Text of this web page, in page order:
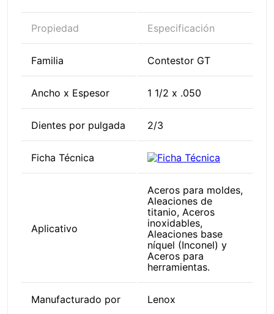
Propiedad Especificación
Familia Contestor GT
Ancho x Espesor 1 1/2 x .050
Dientes por pulgada 2/3
Ficha Técnica
Aplicativo
Aceros para moldes,
Aleaciones de
titanio, Aceros
inoxidables,
Aleaciones base
níquel (Inconel) y
Aceros para
herramientas.
Manufacturado por Lenox